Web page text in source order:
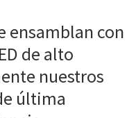
ensamblan con
de alto
nuestros
última